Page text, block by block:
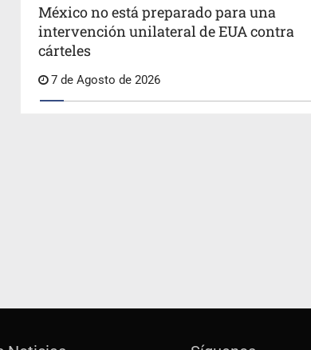
México no está preparado para una
intervención unilateral de EUA contra
cárteles
7 de Agosto de 2026